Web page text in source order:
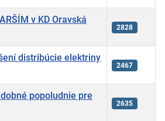
v KD Oravská
2828
distribúcie elektriny
2467
popoludnie pre
2635